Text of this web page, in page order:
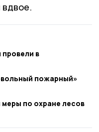
вдвое.
в
пожарный»
по охране лесов